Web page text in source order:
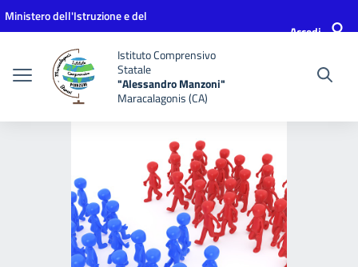
Vai ai contenuti
Vai al menu di navigazione
Vai al footer
Ministero dell'Istruzione e del
Accedi
Istituto Comprensivo
Statale
"Alessandro Manzoni"
Maracalagonis (CA)